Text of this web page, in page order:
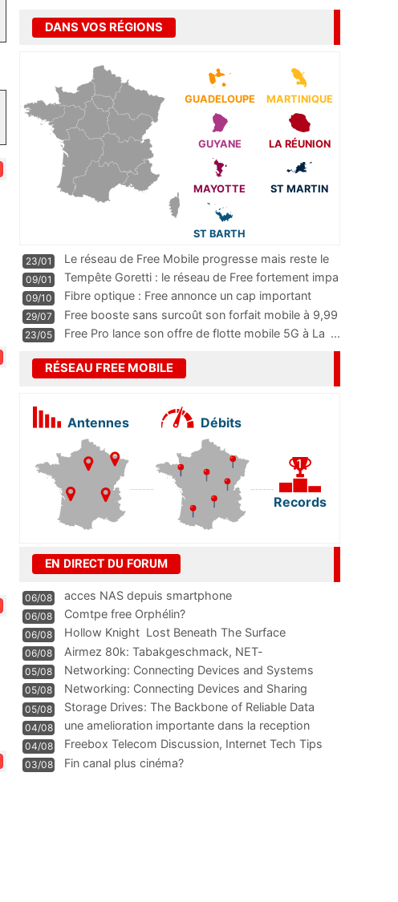
DANS VOS RÉGIONS
GUADELOUPE MARTINIQUE
GUYANE LA RÉUNION
MAYOTTE ST MARTIN
ST BARTH
23/01
Le réseau de Free Mobile progresse mais reste le
m
...
09/01
Tempête Goretti : le réseau de Free fortement impa
09/10
Fibre optique : Free annonce un cap important
pass
...
29/07
Free booste sans surcoût son forfait mobile à 9,99
23/05 Free Pro lance son offre de flotte mobile 5G à La ...
RÉSEAU FREE MOBILE
Antennes Débits
Records
EN DIRECT DU FORUM
06/08 acces NAS depuis smartphone
06/08 Comtpe free Orphélin?
06/08 Hollow Knight  Lost Beneath The Surface
06/08
Airmez 80k: Tabakgeschmack, NET-
Technologie und Leistung im
05/08 Networking: Connecting Devices and Systems
05/08
Networking: Connecting Devices and Sharing
Information
05/08
Storage Drives: The Backbone of Reliable Data
Management
04/08
une amelioration importante dans la reception
WIFI
04/08
Freebox Telecom Discussion, Internet Tech Tips
Communi
03/08 Fin canal plus cinéma?